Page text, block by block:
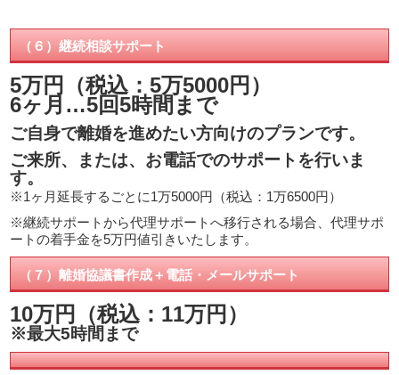
（６）継続相談サポート
5万円（税込：5万5000円）
6ヶ月…5回5時間まで
ご自身で離婚を進めたい方向けのプランです。
ご来所、または、お電話でのサポートを行いま
す。
※1ヶ月延長するごとに1万5000円（税込：1万6500円）
※継続サポートから代理サポートへ移行される場合、代理サポ
ートの着手金を5万円値引きいたします。
（７）離婚協議書作成＋電話・メールサポート
10万円（税込：11万円）
※最大5時間まで